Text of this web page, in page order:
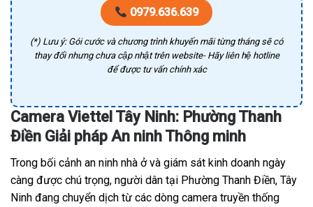
0979.636.639
(*) Lưu ý: Gói cước và chương trình khuyến mãi từng tháng sẽ có
thay đổi nhưng chưa cập nhật trên website- Hãy liên hệ hotline
để được tư vấn chính xác
Camera Viettel Tây Ninh: Phường Thanh
Điền Giải pháp An ninh Thông minh
Trong bối cảnh an ninh nhà ở và giám sát kinh doanh ngày
càng được chú trọng, người dân tại Phường Thanh Điền, Tây
Ninh đang chuyển dịch từ các dòng camera truyền thống